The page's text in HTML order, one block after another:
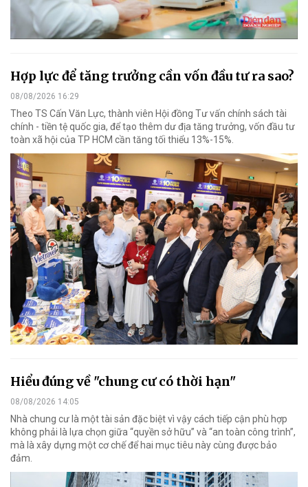
Hợp lực để tăng trưởng cần vốn đầu tư ra sao?
08/08/2026 16:29
Theo TS Cấn Văn Lực, thành viên Hội đồng Tư vấn chính sách tài
chính - tiền tệ quốc gia, để tạo thêm dư địa tăng trưởng, vốn đầu tư
toàn xã hội của TP HCM cần tăng tối thiểu 13%-15%.
Hiểu đúng về "chung cư có thời hạn"
08/08/2026 14:05
Nhà chung cư là một tài sản đặc biệt vì vậy cách tiếp cận phù hợp
không phải là lựa chọn giữa “quyền sở hữu” và “an toàn công trình”,
mà là xây dựng một cơ chế để hai mục tiêu này cùng được bảo
đảm.